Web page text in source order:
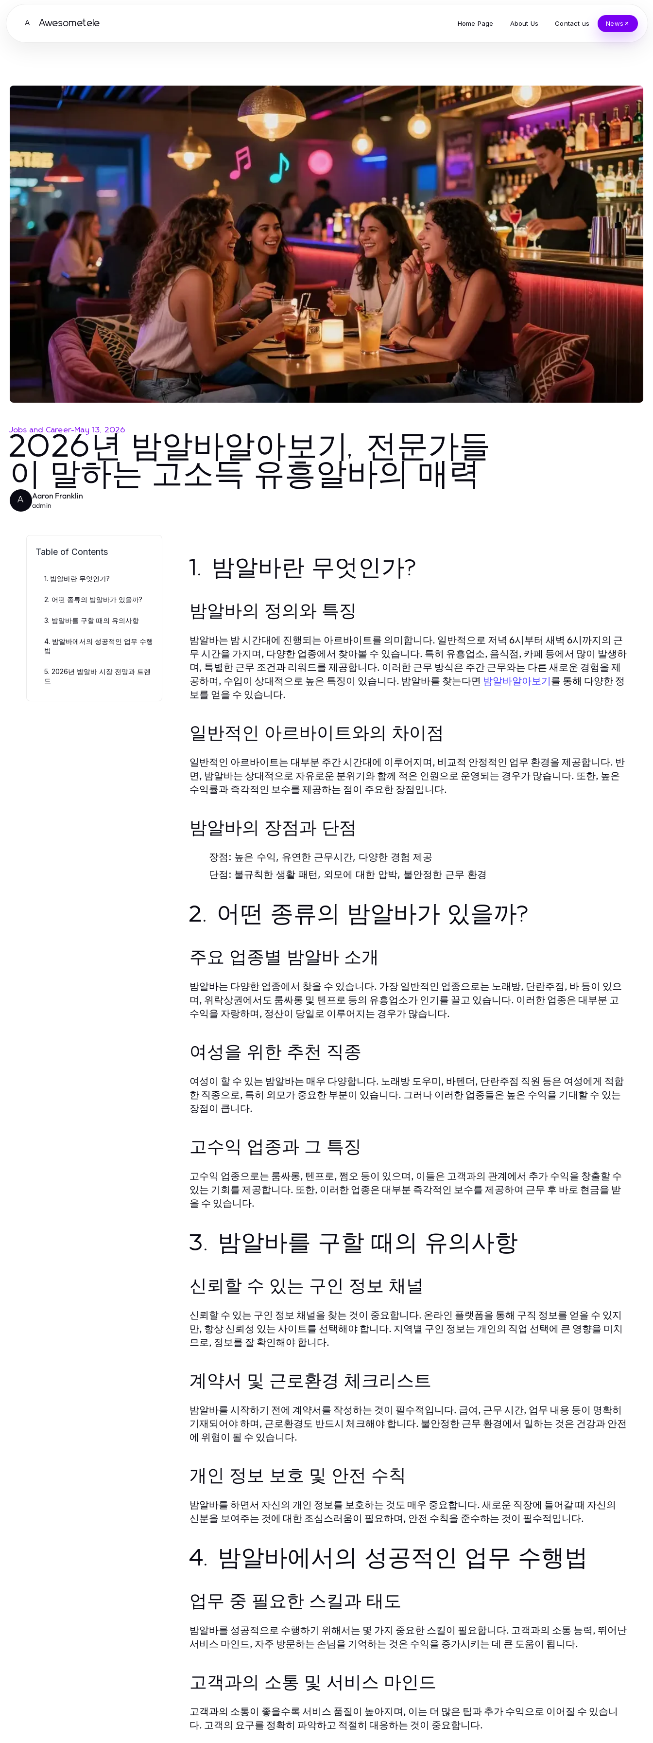
A Awesometele Home Page About Us Contact us News
Jobs and Career-May 13, 2026
2026년 밤알바알아보기, 전문가들
이 말하는 고소득 유흥알바의 매력
A Aaron Franklin
admin
Table of Contents
1. 밤알바란 무엇인가?
2. 어떤 종류의 밤알바가 있을까?
3. 밤알바를 구할 때의 유의사항
4. 밤알바에서의 성공적인 업무 수행
법
5. 2026년 밤알바 시장 전망과 트렌
드
1. 밤알바란 무엇인가?
밤알바의 정의와 특징
밤알바는 밤 시간대에 진행되는 아르바이트를 의미합니다. 일반적으로 저녁 6시부터 새벽 6시까지의 근
무 시간을 가지며, 다양한 업종에서 찾아볼 수 있습니다. 특히 유흥업소, 음식점, 카페 등에서 많이 발생하
며, 특별한 근무 조건과 리워드를 제공합니다. 이러한 근무 방식은 주간 근무와는 다른 새로운 경험을 제
공하며, 수입이 상대적으로 높은 특징이 있습니다. 밤알바를 찾는다면 밤알바알아보기를 통해 다양한 정
보를 얻을 수 있습니다.
일반적인 아르바이트와의 차이점
일반적인 아르바이트는 대부분 주간 시간대에 이루어지며, 비교적 안정적인 업무 환경을 제공합니다. 반
면, 밤알바는 상대적으로 자유로운 분위기와 함께 적은 인원으로 운영되는 경우가 많습니다. 또한, 높은
수익률과 즉각적인 보수를 제공하는 점이 주요한 장점입니다.
밤알바의 장점과 단점
장점: 높은 수익, 유연한 근무시간, 다양한 경험 제공
단점: 불규칙한 생활 패턴, 외모에 대한 압박, 불안정한 근무 환경
2. 어떤 종류의 밤알바가 있을까?
주요 업종별 밤알바 소개
밤알바는 다양한 업종에서 찾을 수 있습니다. 가장 일반적인 업종으로는 노래방, 단란주점, 바 등이 있으
며, 위락상권에서도 룸싸롱 및 텐프로 등의 유흥업소가 인기를 끌고 있습니다. 이러한 업종은 대부분 고
수익을 자랑하며, 정산이 당일로 이루어지는 경우가 많습니다.
여성을 위한 추천 직종
여성이 할 수 있는 밤알바는 매우 다양합니다. 노래방 도우미, 바텐더, 단란주점 직원 등은 여성에게 적합
한 직종으로, 특히 외모가 중요한 부분이 있습니다. 그러나 이러한 업종들은 높은 수익을 기대할 수 있는
장점이 큽니다.
고수익 업종과 그 특징
고수익 업종으로는 룸싸롱, 텐프로, 쩜오 등이 있으며, 이들은 고객과의 관계에서 추가 수익을 창출할 수
있는 기회를 제공합니다. 또한, 이러한 업종은 대부분 즉각적인 보수를 제공하여 근무 후 바로 현금을 받
을 수 있습니다.
3. 밤알바를 구할 때의 유의사항
신뢰할 수 있는 구인 정보 채널
신뢰할 수 있는 구인 정보 채널을 찾는 것이 중요합니다. 온라인 플랫폼을 통해 구직 정보를 얻을 수 있지
만, 항상 신뢰성 있는 사이트를 선택해야 합니다. 지역별 구인 정보는 개인의 직업 선택에 큰 영향을 미치
므로, 정보를 잘 확인해야 합니다.
계약서 및 근로환경 체크리스트
밤알바를 시작하기 전에 계약서를 작성하는 것이 필수적입니다. 급여, 근무 시간, 업무 내용 등이 명확히
기재되어야 하며, 근로환경도 반드시 체크해야 합니다. 불안정한 근무 환경에서 일하는 것은 건강과 안전
에 위협이 될 수 있습니다.
개인 정보 보호 및 안전 수칙
밤알바를 하면서 자신의 개인 정보를 보호하는 것도 매우 중요합니다. 새로운 직장에 들어갈 때 자신의
신분을 보여주는 것에 대한 조심스러움이 필요하며, 안전 수칙을 준수하는 것이 필수적입니다.
4. 밤알바에서의 성공적인 업무 수행법
업무 중 필요한 스킬과 태도
밤알바를 성공적으로 수행하기 위해서는 몇 가지 중요한 스킬이 필요합니다. 고객과의 소통 능력, 뛰어난
서비스 마인드, 자주 방문하는 손님을 기억하는 것은 수익을 증가시키는 데 큰 도움이 됩니다.
고객과의 소통 및 서비스 마인드
고객과의 소통이 좋을수록 서비스 품질이 높아지며, 이는 더 많은 팁과 추가 수익으로 이어질 수 있습니
다. 고객의 요구를 정확히 파악하고 적절히 대응하는 것이 중요합니다.